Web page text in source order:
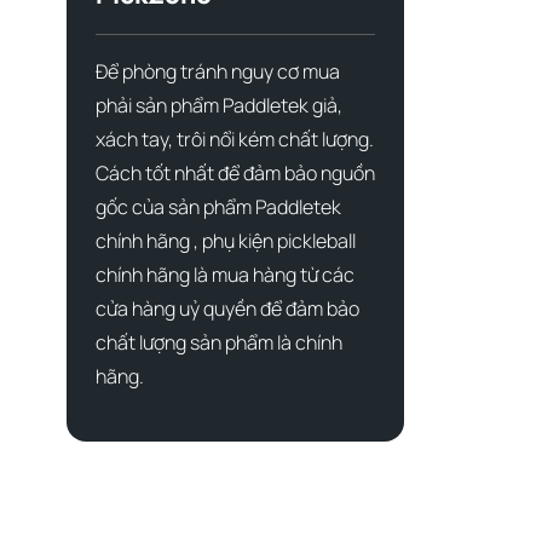
Để phòng tránh nguy cơ mua
phải sản phẩm Paddletek giả,
xách tay, trôi nổi kém chất lượng.
Cách tốt nhất để đảm bảo nguồn
gốc của sản phẩm Paddletek
chính hãng , phụ kiện pickleball
chính hãng là mua hàng từ các
cửa hàng uỷ quyền để đảm bảo
chất lượng sản phẩm là chính
hãng.